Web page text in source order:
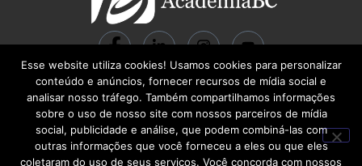
© 2024 ACADEMIA BC Gestão do Conhecimento LTDA | CNPJ:
22.713.710/0001-00 | R. Santa Quitéria, 541 – Carlos Prates | Belo Horizonte –
MG | CEP 30710-460
Esse website utiliza cookies! Usamos cookies para personalizar
conteúdo e anúncios, fornecer recursos de mídia social e
analisar nosso tráfego. Também compartilhamos informações
sobre o uso de nosso site com nossos parceiros de mídia
social, publicidade e análise, que podem combiná-las com
outras informações que você forneceu a eles ou que eles
coletaram do uso de seus serviços. Você concorda com nossos